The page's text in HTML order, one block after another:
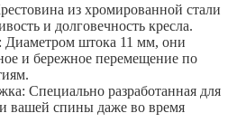
из хромированной стали
и долговечность кресла.
Диаметром штока 11 мм, они
и бережное перемещение по
Специально разработанная для
вашей спины даже во время